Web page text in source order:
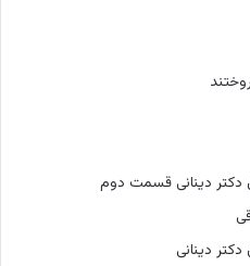
دینانی قسمت دوم
دینانی